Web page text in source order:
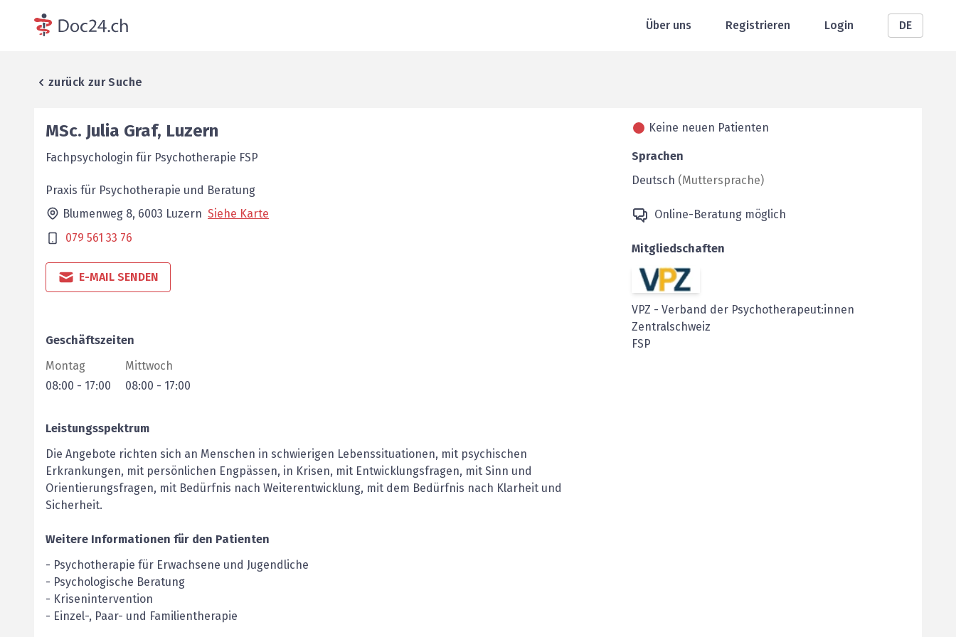
Über uns Registrieren Login DE
zurück zur Suche
MSc. Julia Graf, Luzern
Fachpsychologin für Psychotherapie FSP
Praxis für Psychotherapie und Beratung
Blumenweg 8, 6003 Luzern Siehe Karte
079 561 33 76
E-MAIL SENDEN
Geschäftszeiten
Montag
08:00 - 17:00
Mittwoch
08:00 - 17:00
Leistungsspektrum
Die Angebote richten sich an Menschen in schwierigen Lebenssituationen, mit psychischen
Erkrankungen, mit persönlichen Engpässen, in Krisen, mit Entwicklungsfragen, mit Sinn und
Orientierungsfragen, mit Bedürfnis nach Weiterentwicklung, mit dem Bedürfnis nach Klarheit und
Sicherheit.
Weitere Informationen für den Patienten
- Psychotherapie für Erwachsene und Jugendliche
- Psychologische Beratung
- Krisenintervention
- Einzel-, Paar- und Familientherapie
Keine neuen Patienten
Sprachen
Deutsch (Muttersprache)
Online-Beratung möglich
Mitgliedschaften
VPZ - Verband der Psychotherapeut:innen
Zentralschweiz
FSP